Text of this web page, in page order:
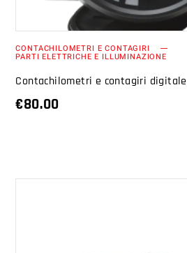
CONTACHILOMETRI E CONTAGIRI
PARTI ELETTRICHE E ILLUMINAZIONE
Contachilometri e contagiri digitale
€80.00